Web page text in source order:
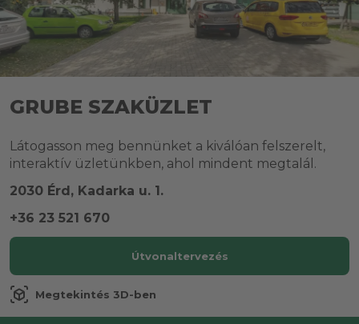
GRUBE SZAKÜZLET
Látogasson meg bennünket a kiválóan felszerelt,
interaktív üzletünkben, ahol mindent megtalál.
2030 Érd, Kadarka u. 1.
+36 23 521 670
Útvonaltervezés
view_in_ar Megtekintés 3D-ben